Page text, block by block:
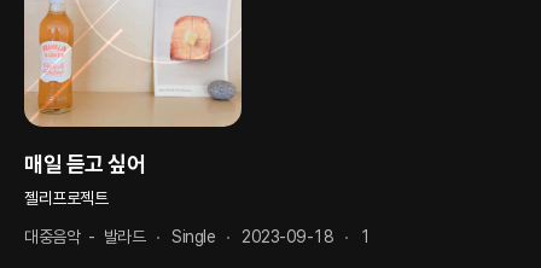
매일 듣고 싶어
젤리프로젝트
대중음악- 발라드 Single 2023-09-18 1